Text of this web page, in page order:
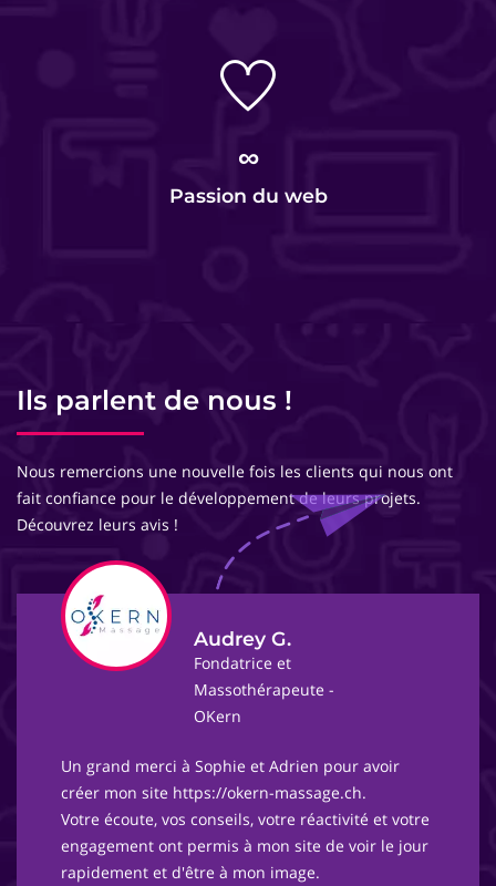
∞
Passion du web
Ils parlent de nous !
Nous remercions une nouvelle fois les clients qui nous ont
fait confiance pour le développement de leurs projets.
Découvrez leurs avis !
Audrey G.
Fondatrice et
Massothérapeute -
OKern
Un grand merci à Sophie et Adrien pour avoir
créer mon site https://okern-massage.ch.
Votre écoute, vos conseils, votre réactivité et votre
engagement ont permis à mon site de voir le jour
rapidement et d'être à mon image.